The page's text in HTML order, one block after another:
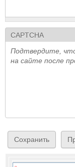
CAPTCHA
Подтвердите,
на сайте после